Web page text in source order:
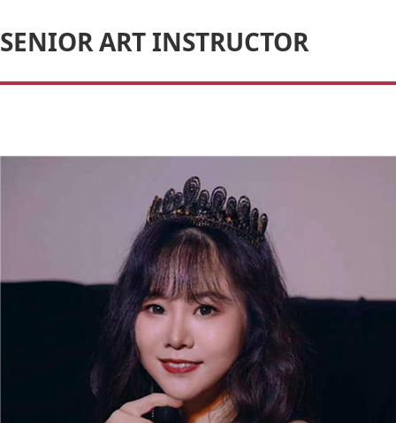
SENIOR ART INSTRUCTOR